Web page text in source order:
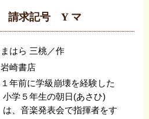
請求記号 Y マ
まはら 三桃／作
岩崎書店
１年前に学級崩壊を経験した
小学５年生の朝日(あさひ)
は、音楽発表会で指揮者をす